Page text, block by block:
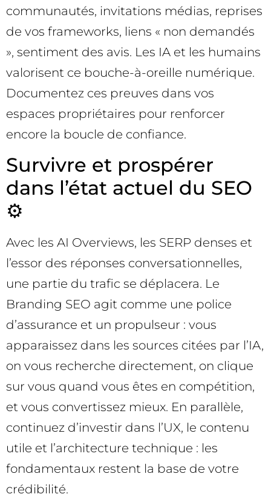
communautés, invitations médias, reprises
de vos frameworks, liens « non demandés
», sentiment des avis. Les IA et les humains
valorisent ce bouche-à-oreille numérique.
Documentez ces preuves dans vos
espaces propriétaires pour renforcer
encore la boucle de confiance.
Survivre et prospérer
dans l’état actuel du SEO
⚙️
Avec les AI Overviews, les SERP denses et
l’essor des réponses conversationnelles,
une partie du trafic se déplacera. Le
Branding SEO agit comme une police
d’assurance et un propulseur : vous
apparaissez dans les sources citées par l’IA,
on vous recherche directement, on clique
sur vous quand vous êtes en compétition,
et vous convertissez mieux. En parallèle,
continuez d’investir dans l’UX, le contenu
utile et l’architecture technique : les
fondamentaux restent la base de votre
crédibilité.